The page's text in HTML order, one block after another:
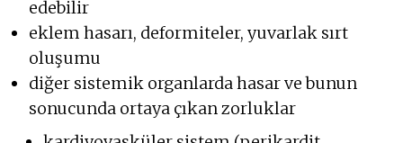
edebilir
eklem hasarı, deformiteler, yuvarlak sırt
oluşumu
diğer sistemik organlarda hasar ve bunun
sonucunda ortaya çıkan zorluklar